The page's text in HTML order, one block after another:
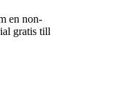
en non-
gratis till